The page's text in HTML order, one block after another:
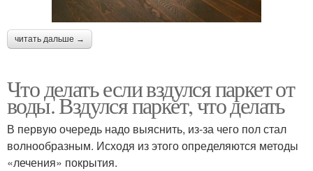
читать дальше →
Что делать если вздулся паркет от
воды. Вздулся паркет, что делать
В первую очередь надо выяснить, из-за чего пол стал
волнообразным. Исходя из этого определяются методы
«лечения» покрытия.